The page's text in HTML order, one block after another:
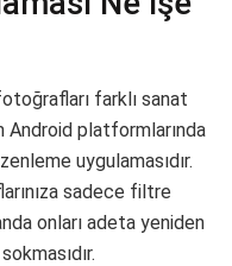
farklı sanat
Android platformlarında
uygulamasıdır.
sadece filtre
onları adeta yeniden
sokmasıdır.